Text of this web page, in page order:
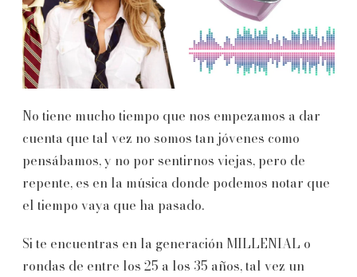
No tiene mucho tiempo que nos empezamos a dar
cuenta que tal vez no somos tan jóvenes como
pensábamos, y no por sentirnos viejas, pero de
repente, es en la música donde podemos notar que
el tiempo vaya que ha pasado.
Si te encuentras en la generación MILLENIAL o
rondas de entre los 25 a los 35 años, tal vez un